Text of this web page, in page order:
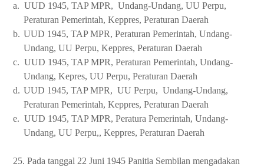
a. UUD 1945, TAP MPR, Undang-Undang, UU Perpu,
Peraturan Pemerintah, Keppres, Peraturan Daerah
b. UUD 1945, TAP MPR, Peraturan Pemerintah, Undang-
Undang, UU Perpu, Keppres, Peraturan Daerah
c. UUD 1945, TAP MPR, Peraturan Pemerintah, Undang-
Undang, Kepres, UU Perpu, Peraturan Daerah
d. UUD 1945, TAP MPR, UU Perpu, Undang-Undang,
Peraturan Pemerintah, Keppres, Peraturan Daerah
e. UUD 1945, TAP MPR, Peratura Pemerintah, Undang-
Undang, UU Perpu,, Keppres, Peraturan Daerah
25. Pada tanggal 22 Juni 1945 Panitia Sembilan mengadakan